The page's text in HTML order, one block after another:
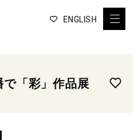
ENGLISH
「彩」作品展